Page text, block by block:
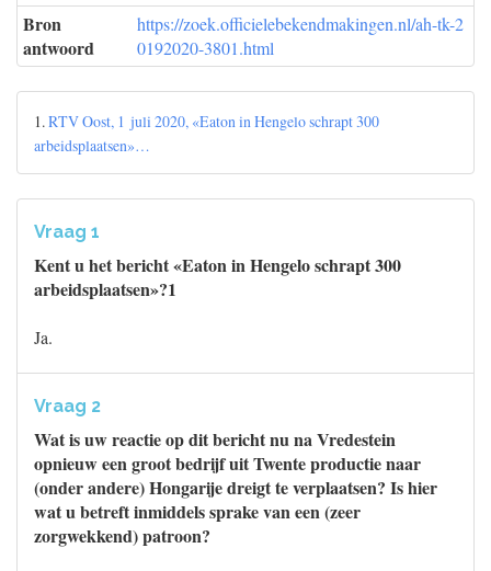
Bron
antwoord
https://zoek.officielebekendmakingen.nl/ah-tk-2
0192020-3801.html
1.RTV Oost, 1 juli 2020, «Eaton in Hengelo schrapt 300
arbeidsplaatsen»…
Vraag 1
Kent u het bericht «Eaton in Hengelo schrapt 300
arbeidsplaatsen»?1
Ja.
Vraag 2
Wat is uw reactie op dit bericht nu na Vredestein
opnieuw een groot bedrijf uit Twente productie naar
(onder andere) Hongarije dreigt te verplaatsen? Is hier
wat u betreft inmiddels sprake van een (zeer
zorgwekkend) patroon?